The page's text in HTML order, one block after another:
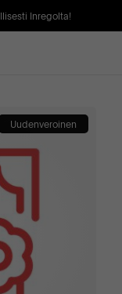
Inregolta!
Uudenveroinen